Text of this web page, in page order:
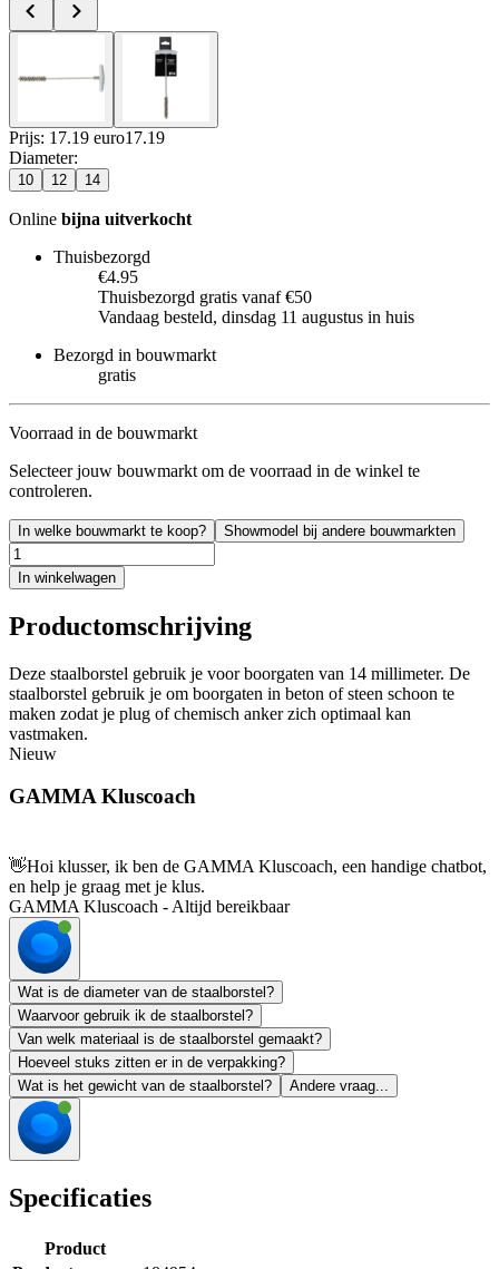
Prijs: 17.19 euro17.19
Diameter:
10 12 14
Online bijna uitverkocht
Thuisbezorgd
€4.95
Thuisbezorgd gratis vanaf €50
Vandaag besteld, dinsdag 11 augustus in huis
Bezorgd in bouwmarkt
gratis
Voorraad in de bouwmarkt
Selecteer jouw bouwmarkt om de voorraad in de winkel te
controleren.
In welke bouwmarkt te koop? Showmodel bij andere bouwmarkten
In winkelwagen
Productomschrijving
Deze staalborstel gebruik je voor boorgaten van 14 millimeter. De
staalborstel gebruik je om boorgaten in beton of steen schoon te
maken zodat je plug of chemisch anker zich optimaal kan
vastmaken.
Nieuw
GAMMA Kluscoach
👋Hoi klusser, ik ben de GAMMA Kluscoach, een handige chatbot,
en help je graag met je klus.
GAMMA Kluscoach - Altijd bereikbaar
Wat is de diameter van de staalborstel?
Waarvoor gebruik ik de staalborstel?
Van welk materiaal is de staalborstel gemaakt?
Hoeveel stuks zitten er in de verpakking?
Wat is het gewicht van de staalborstel?
Andere vraag...
Specificaties
Product